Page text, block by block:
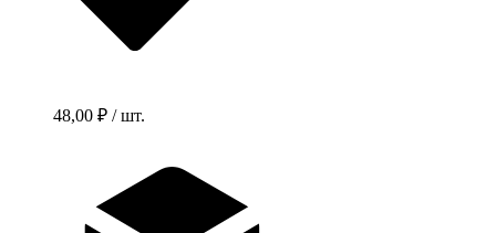
48,00 ₽ / шт.